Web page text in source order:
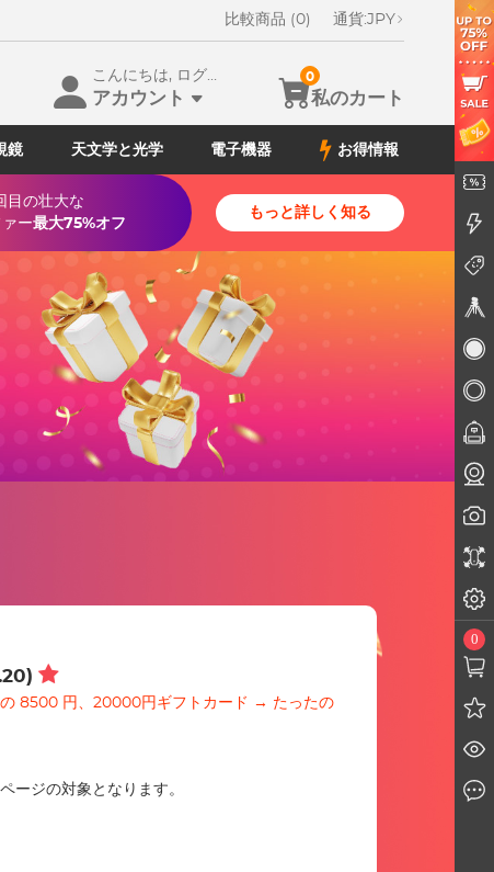
比較商品 (0) 通貨:JPY
こんにちは, ログイン
アカウント 私のカート
0
鏡 天文学と光学 電子機器 お得情報
目の壮大な
ー最大75%オフ
もっと詳しく知る
Sale
クーポ
Go deal
特別に
三脚
レンズ
レンズ
カメラ
監視カ
カメラ
ドロー
その他
My cart
0
Wish list
Live
8500 円、20000円ギフトカード → たったの
ージの対象となります。